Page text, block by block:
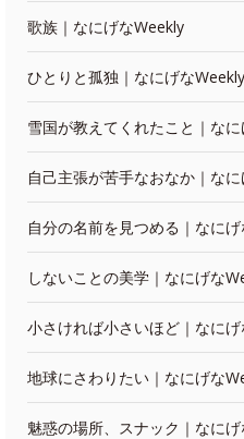
歌族｜なにげなWeekly
ひとりと孤独｜なにげなWeekly
雪国が教えてくれたこと｜な
自己主張が苦手なおなか｜な
自分の名前を見つめる｜なに
しないことの美学｜なにげな
小さければ小さいほど｜なに
地球にさわりたい｜なにげな
魅惑の場所、スナック｜なに